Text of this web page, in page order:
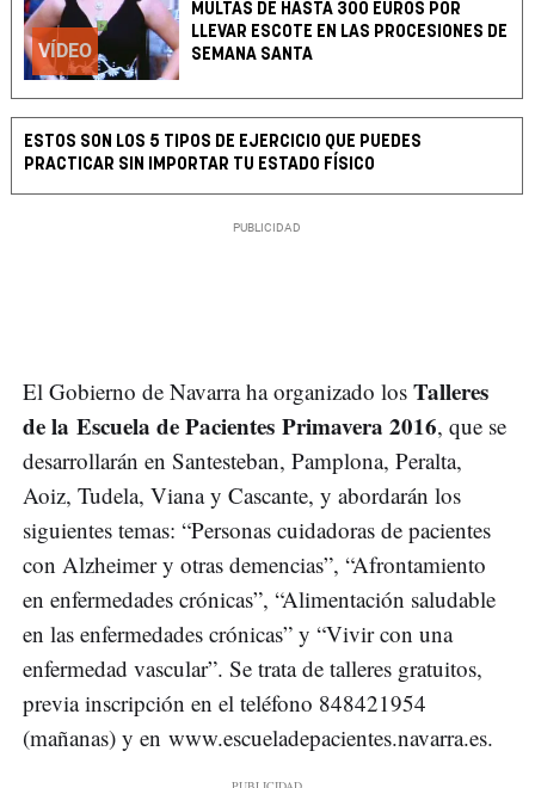
VÍDEO
MULTAS DE HASTA 300 EUROS POR
LLEVAR ESCOTE EN LAS PROCESIONES DE
SEMANA SANTA
ESTOS SON LOS 5 TIPOS DE EJERCICIO QUE PUEDES
PRACTICAR SIN IMPORTAR TU ESTADO FÍSICO
El Gobierno de Navarra ha organizado los Talleres
de la Escuela de Pacientes Primavera 2016, que se
desarrollarán en Santesteban, Pamplona, Peralta,
Aoiz, Tudela, Viana y Cascante, y abordarán los
siguientes temas: “Personas cuidadoras de pacientes
con Alzheimer y otras demencias”, “Afrontamiento
en enfermedades crónicas”, “Alimentación saludable
en las enfermedades crónicas” y “Vivir con una
enfermedad vascular”. Se trata de talleres gratuitos,
previa inscripción en el teléfono 848421954
(mañanas) y en www.escueladepacientes.navarra.es.